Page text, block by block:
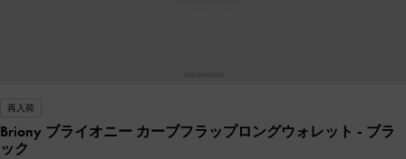
再入荷
Briony ブライオニー カーブフラップロングウォレット - ブラ
ック